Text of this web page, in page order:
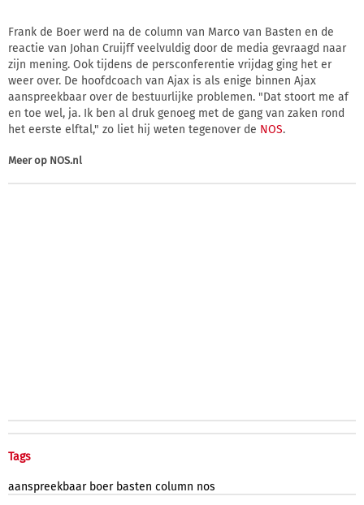
Frank de Boer werd na de column van Marco van Basten en de
reactie van Johan Cruijff veelvuldig door de media gevraagd naar
zijn mening. Ook tijdens de persconferentie vrijdag ging het er
weer over. De hoofdcoach van Ajax is als enige binnen Ajax
aanspreekbaar over de bestuurlijke problemen. "Dat stoort me af
en toe wel, ja. Ik ben al druk genoeg met de gang van zaken rond
het eerste elftal," zo liet hij weten tegenover de NOS.
Meer op NOS.nl
Tags
aanspreekbaar boer basten column nos